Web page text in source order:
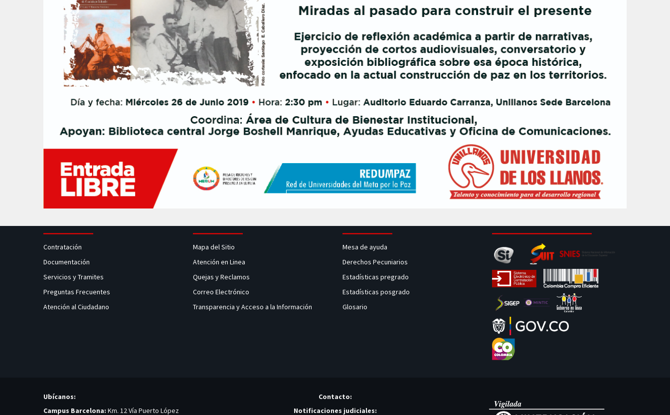
Contratación
Documentación
Servicios y Tramites
Preguntas Frecuentes
Atención al Ciudadano
Mapa del Sitio
Atención en Linea
Quejas y Reclamos
Correo Electrónico
Transparencia y Acceso a la Información
Mesa de ayuda
Derechos Pecuniarios
Estadísticas pregrado
Estadísticas posgrado
Glosario
Ubícanos:
Campus Barcelona: Km. 12 Vía Puerto López
Contacto:
Notificaciones judiciales: